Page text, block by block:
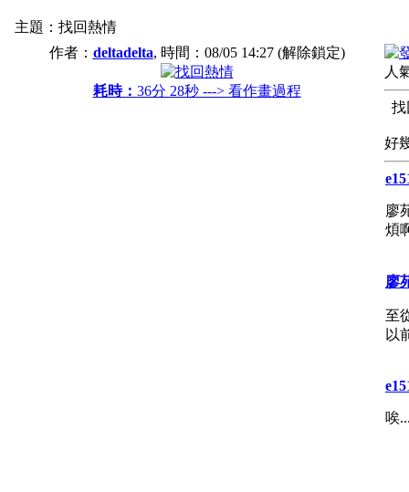
主題：找回熱情
作者： deltadelta, 時間： 08/05 14:27(解除鎖定)
耗時： 36分 28秒 ---> 看作畫過程
人
找
好
廖
煩
廖
至
以
唉